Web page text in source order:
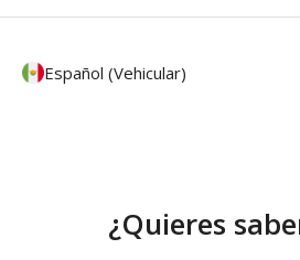
Español (Vehicular)
¿Quieres